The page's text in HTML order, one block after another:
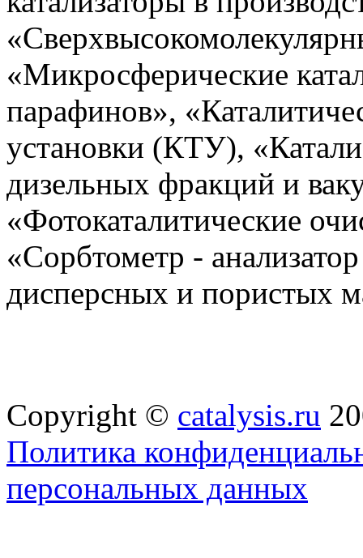
«Микросферические
парафинов»,
установки (КТУ),
дизельных фракций и
«Фотокаталитические
«Сорбтометр -
дисперсных и пористых
Copyright © catalysis.ru
Политика
персональных данных